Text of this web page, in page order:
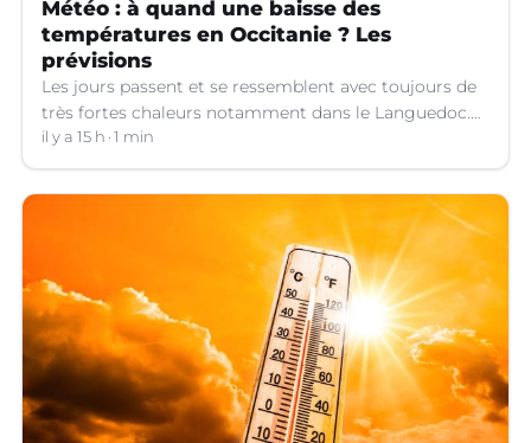
Météo : à quand une baisse des
températures en Occitanie ? Les
prévisions
Les jours passent et se ressemblent avec toujours de
très fortes chaleurs notamment dans le Languedoc.
Jusqu’à quand ?
il y a 15 h 1 min